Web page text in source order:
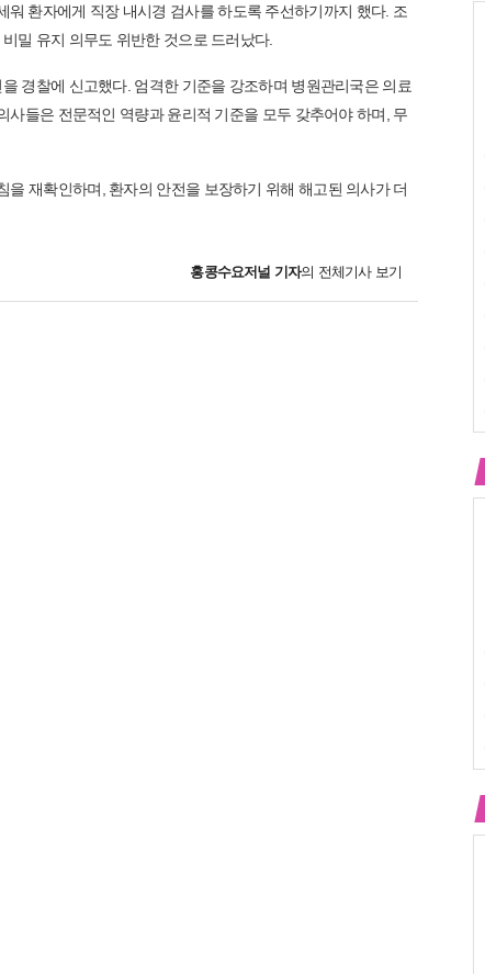
환자에게 직장 내시경 검사를 하도록 주선하기까지 했다. 조
밀 유지 의무도 위반한 것으로 드러났다.
경찰에 신고했다. 엄격한 기준을 강조하며 병원관리국은 의료
들은 전문적인 역량과 윤리적 기준을 모두 갖추어야 하며, 무
재확인하며, 환자의 안전을 보장하기 위해 해고된 의사가 더
홍콩수요저널 기자의 전체기사 보기